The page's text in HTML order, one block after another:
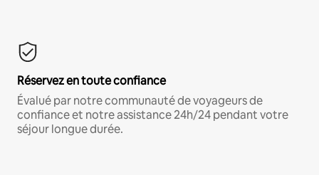
Réservez en toute confiance
Évalué par notre communauté de voyageurs de
confiance et notre assistance 24h/24 pendant votre
séjour longue durée.